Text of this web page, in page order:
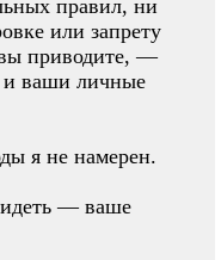
правил, ни
или запрету
приводите, —
и ваши личные
я не намерен.
— ваше